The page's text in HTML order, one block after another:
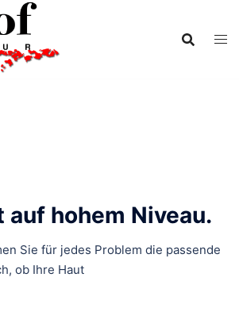
auf hohem Niveau.
Sie für jedes Problem die passende
ob Ihre Haut